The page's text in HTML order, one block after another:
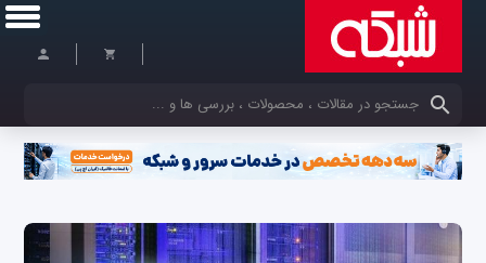
کلمات کلیدی خود را وارد کنید